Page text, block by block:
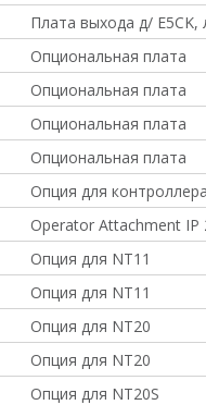
Плата выхода д/ E5CK,
Опциональная плата
Опциональная плата
Опциональная плата
Опциональная плата
Опция для
Operator Attachment IP
Опция для NT11
Опция для NT11
Опция для NT20
Опция для NT20
Опция для NT20S